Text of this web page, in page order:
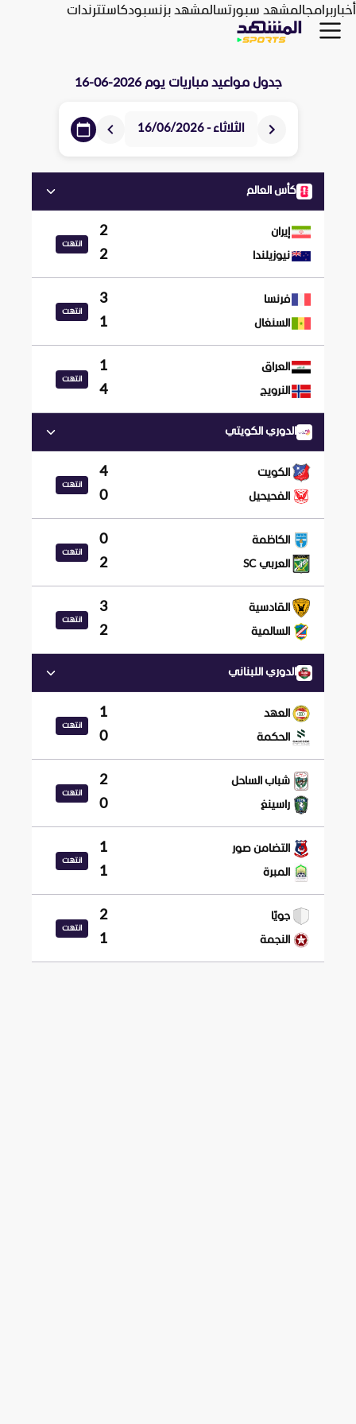
أخباربرامجالمشهد سبورتسالمشهد بزنسبودكاستترندات
جدول مواعيد مباريات يوم2026-06-16
الثلاثاء - 16/06/2026
كأس العالم
إيران 2
نيوزيلندا 2
انتهت
فرنسا 3
السنغال 1
انتهت
العراق 1
النرويج 4
انتهت
الدوري الكويتي
الكويت 4
الفحيحيل 0
انتهت
الكاظمة 0
العربي SC 2
انتهت
القادسية 3
السالمية 2
انتهت
الدوري اللبناني
العهد 1
الحكمة 0
انتهت
شباب الساحل 2
راسينغ 0
انتهت
التضامن صور 1
المبرة 1
انتهت
جويّا 2
النجمة 1
انتهت